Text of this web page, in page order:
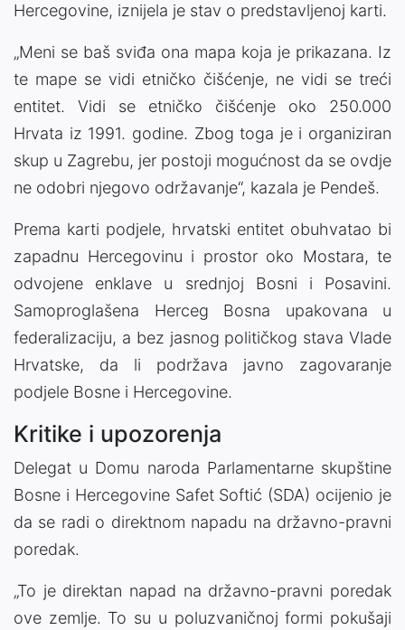
Hercegovine, iznijela je stav o predstavljenoj karti.
„Meni se baš sviđa ona mapa koja je prikazana. Iz
te mape se vidi etničko čišćenje, ne vidi se treći
entitet. Vidi se etničko čišćenje oko 250.000
Hrvata iz 1991. godine. Zbog toga je i organiziran
skup u Zagrebu, jer postoji mogućnost da se ovdje
ne odobri njegovo održavanje“, kazala je Pendeš.
Prema karti podjele, hrvatski entitet obuhvatao bi
zapadnu Hercegovinu i prostor oko Mostara, te
odvojene enklave u srednjoj Bosni i Posavini.
Samoproglašena Herceg Bosna upakovana u
federalizaciju, a bez jasnog političkog stava Vlade
Hrvatske, da li podržava javno zagovaranje
podjele Bosne i Hercegovine.
Kritike i upozorenja
Delegat u Domu naroda Parlamentarne skupštine
Bosne i Hercegovine Safet Softić (SDA) ocijenio je
da se radi o direktnom napadu na državno-pravni
poredak.
„To je direktan napad na državno-pravni poredak
ove zemlje. To su u poluzvaničnoj formi pokušaji